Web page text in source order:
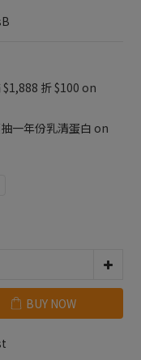
折 $100 on
一年份乳清蛋白 on
BUY NOW